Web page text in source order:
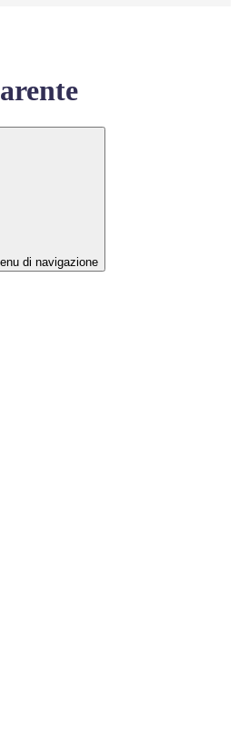
di navigazione